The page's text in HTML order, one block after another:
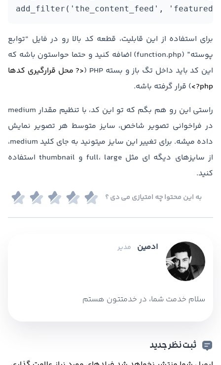
add_filter('the_content_feed',
برای استفاده از این قابلیت، قطعه کد بالا رو در فایل “توابع
پوسته” (function.php) اضافه کنید و حتما حواستون باشه که
این کد باید داخل تگ باز و بسته PHP (
<? محل قرارگیری کدها
php?>
) قرار گرفته باشه.
راستی این رو هم بگم که تو این کد، با تنظیم مقدار medium
در فراخوانی تصویر شاخص، سایز متوسط هر تصویر نمایش
داده میشه. برای تغییر این سایز میتونید به جای کلید medium،
از سایزهای دیگه ای مثل full، large و thumbnail استفاده
کنید.
به این محتوا چه امتیازی می دی ؟
ادمین مدیر
سلام خدمت شما، در خدمتتون هستم
ثبت نظر جدید